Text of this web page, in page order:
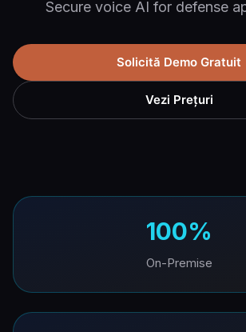
Secure voice AI for defense
Solicită Demo Gratuit
Vezi Prețuri
100%
On-Premise